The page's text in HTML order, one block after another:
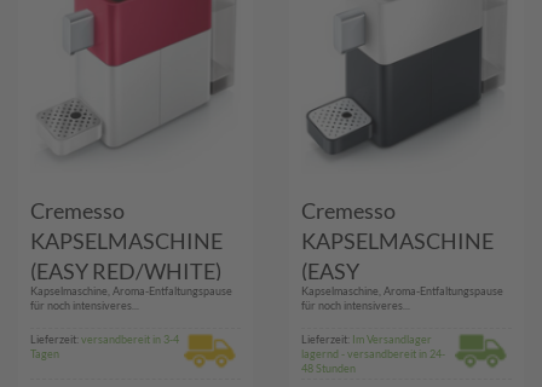
Cremesso
KAPSELMASCHINE
(EASY RED/WHITE)
Kapselmaschine, Aroma-Entfaltungspause
für noch intensiveres...
Lieferzeit:versandbereit in 3-4
Tagen
Cremesso
KAPSELMASCHINE
(EASY
WITHE/BLACK)
Kapselmaschine, Aroma-Entfaltungspause
für noch intensiveres...
Lieferzeit: Im Versandlager
lagernd - versandbereit in 24-
48 Stunden